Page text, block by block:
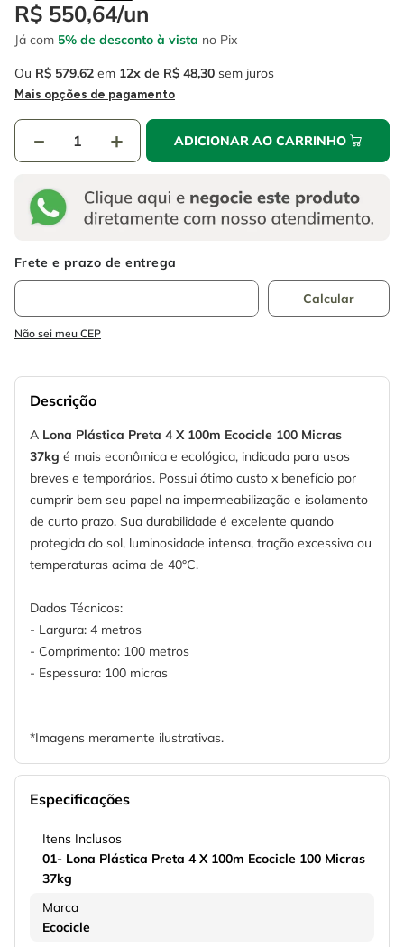
R$ 550,64/un
Já com 5% de desconto à vista no Pix
Ou R$ 579,62 em 12 R$ 48,30 sem juros
Mais opções de pagamento
＋
－ ADICIONAR AO CARRINHO
Não sei meu CEP
Descrição
A Lona Plástica Preta 4 X 100m Ecocicle 100 Micras
37kg é mais econômica e ecológica, indicada para usos
breves e temporários. Possui ótimo custo x benefício por
cumprir bem seu papel na impermeabilização e isolamento
de curto prazo. Sua durabilidade é excelente quando
protegida do sol, luminosidade intensa, tração excessiva ou
temperaturas acima de 40°C.
Dados Técnicos:
- Largura: 4 metros
- Comprimento: 100 metros
- Espessura: 100 micras
*Imagens meramente ilustrativas.
Especificações
Itens Inclusos
01- Lona Plástica Preta 4 X 100m Ecocicle 100 Micras
37kg
Marca
Ecocicle
6 fio
7º chave impacto
8º disco corte
serra copo
º escada
º serra circular
º fio
disco corte
serra copo